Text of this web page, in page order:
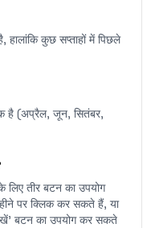
कुछ सप्ताहों में पिछले
है (अप्रैल, जून, सितंबर,
तीर बटन का उपयोग
पर क्लिक कर सकते हैं, या
बटन का उपयोग कर सकते